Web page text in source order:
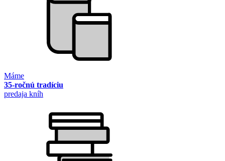
Máme
35-ročnú tradíciu
predaja kníh